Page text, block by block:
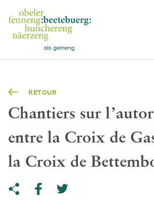
RETOUR
Chantiers sur
entre la Croix de
la Croix de